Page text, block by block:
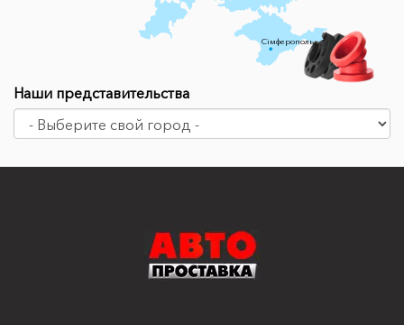
Сімферополь
Наши представительства